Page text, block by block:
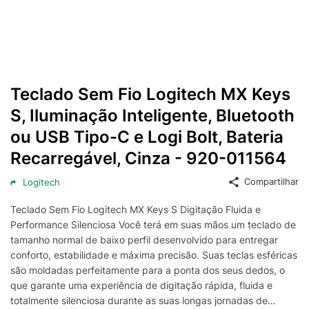
Teclado Sem Fio Logitech MX Keys
S, Iluminação Inteligente, Bluetooth
ou USB Tipo-C e Logi Bolt, Bateria
Recarregável, Cinza - 920-011564
Logitech Compartilhar
Teclado Sem Fio Logitech MX Keys S Digitação Fluida e
Performance Silenciosa Você terá em suas mãos um teclado de
tamanho normal de baixo perfil desenvolvido para entregar
conforto, estabilidade e máxima precisão. Suas teclas esféricas
são moldadas perfeitamente para a ponta dos seus dedos, o
que garante uma experiência de digitação rápida, fluida e
totalmente silenciosa durante as suas longas jornadas de